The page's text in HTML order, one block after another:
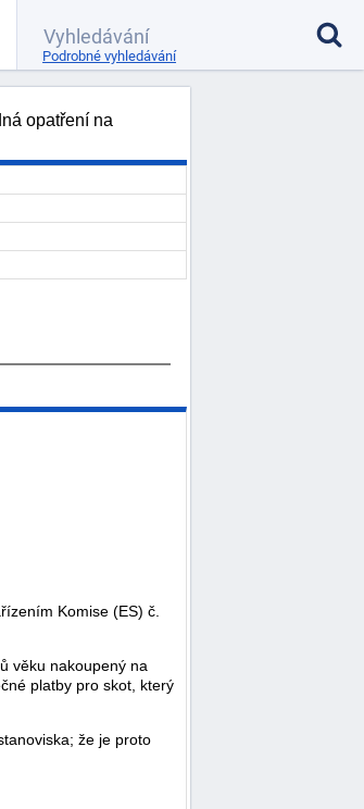
opatření na
Komise (ES) č.
věku nakoupený na
platby pro skot, který
že je proto
Podrobné vyhledávání